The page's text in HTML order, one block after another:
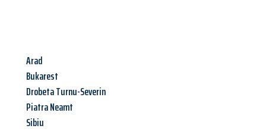
Arad
Bukarest
Drobeta Turnu-Severin
Piatra Neamt
Sibiu